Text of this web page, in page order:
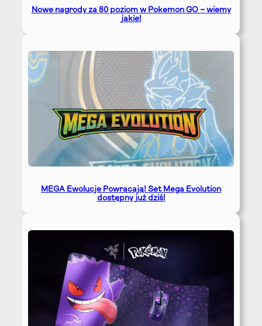
Nowe nagrody za 80 poziom w Pokemon GO – wiemy
jakie!
MEGA Ewolucje Powracają! Set Mega Evolution
dostępny już dziś!